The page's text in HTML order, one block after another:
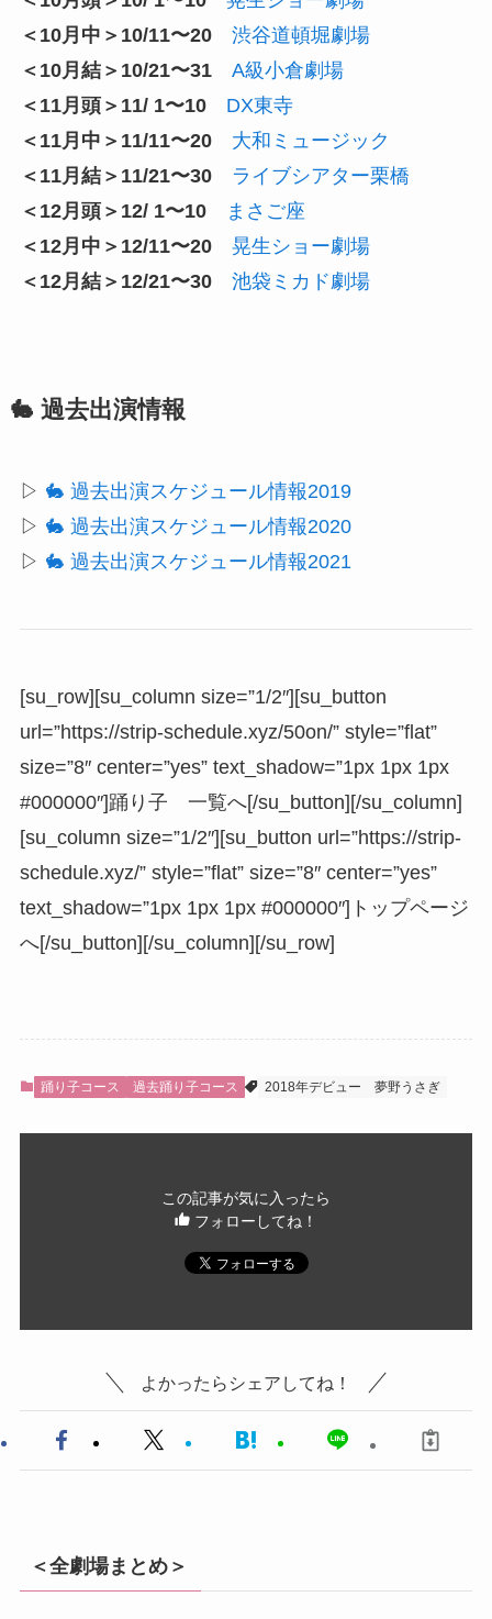
＜10月中＞10/11〜20
渋谷道頓堀劇場
＜10月結＞10/21〜31
A級小倉劇場
＜11月頭＞11/ 1〜10
DX東寺
＜11月中＞11/11〜20
大和ミュージック
＜11月結＞11/21〜30
ライブシアター栗橋
＜12月頭＞12/ 1〜10
まさご座
＜12月中＞12/11〜20
晃生ショー劇場
＜12月結＞12/21〜30
池袋ミカド劇場
🐇 過去出演情報
▷ 🐇 過去出演スケジュール情報2019
▷ 🐇 過去出演スケジュール情報2020
▷ 🐇 過去出演スケジュール情報2021
[su_row][su_column size=”1/2″][su_button
url=”https://strip-schedule.xyz/50on/” style=”flat”
size=”8″ center=”yes” text_shadow=”1px 1px 1px
#000000″]踊り子 一覧へ[/su_button][/su_column]
[su_column size=”1/2″][su_button url=”https://strip-
schedule.xyz/” style=”flat” size=”8″ center=”yes”
text_shadow=”1px 1px 1px #000000″]トップページ
へ[/su_button][/su_column][/su_row]
踊り子コース 過去踊り子コース 2018年デビュー 夢野うさぎ
この記事が気に入ったら
フォローしてね！
よかったらシェアしてね！
＜全劇場まとめ＞